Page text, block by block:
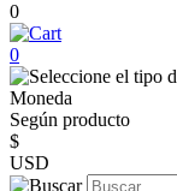
0
0
Moneda
Según producto
$
USD